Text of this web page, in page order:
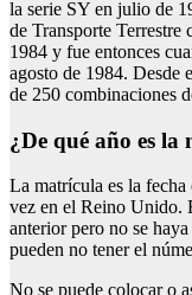
la serie SY en julio de
de Transporte Terrestre
1984 y fue entonces
agosto de 1984. Desde
de 250 combinaciones
¿de qué año es
La matrícula es la
vez en el Reino Unido.
anterior pero no se
pueden no tener el
No se puede colocar o